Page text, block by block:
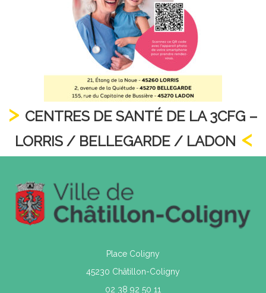
CENTRES DE SANTÉ DE LA 3CFG –
LORRIS / BELLEGARDE / LADON
Place Coligny
45230 Châtillon-Coligny
02 38 92 50 11